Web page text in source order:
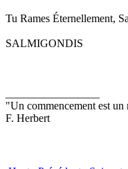
Tu Rames Éternellement,
SALMIGONDIS
"Un commencement est un
F. Herbert